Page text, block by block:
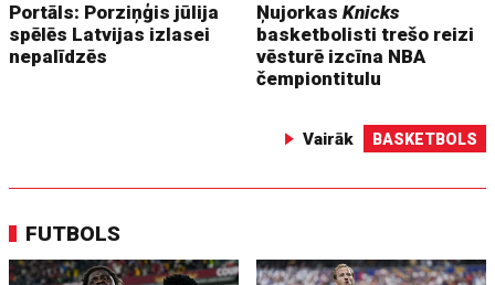
Portāls: Porziņģis jūlija
spēlēs Latvijas izlasei
nepalīdzēs
ŅujorkasKnicks
basketbolisti trešo reizi
vēsturē izcīna NBA
čempiontitulu
Vairāk BASKETBOLS
FUTBOLS